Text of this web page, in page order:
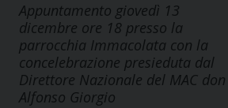
Appuntamento giovedì 13
dicembre ore 18 presso la
parrocchia Immacolata con la
concelebrazione presieduta dal
Direttore Nazionale del MAC don
Alfonso Giorgio